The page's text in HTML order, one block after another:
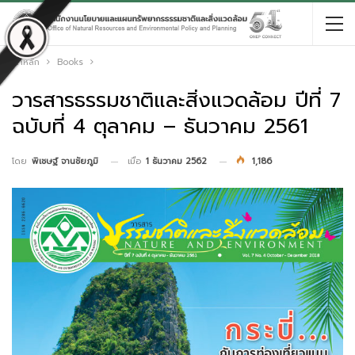
หน้าหลัก Books
วารสารธรรมชาติและสิ่งแวดล้อม ปีที่ 7
ฉบับที่ 4 ตุลาคม – ธันวาคม 2561
โดย พิเชษฐ์ จานชัยภูมิ เมื่อ 1 ธันวาคม 2562 1,186